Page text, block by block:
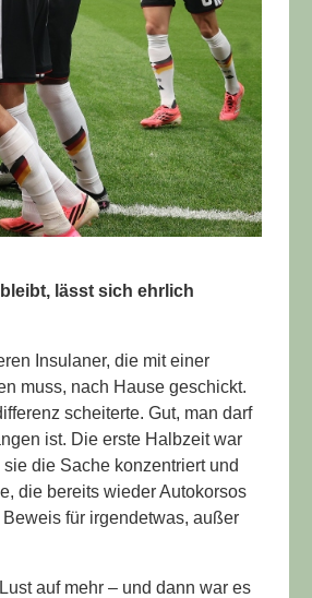
lässt sich ehrlich
Insulaner, die mit einer
muss, nach Hause geschickt.
scheiterte. Gut, man darf
ist. Die erste Halbzeit war
die Sache konzentriert und
die bereits wieder Autokorsos
für irgendetwas, außer
auf mehr – und dann war es